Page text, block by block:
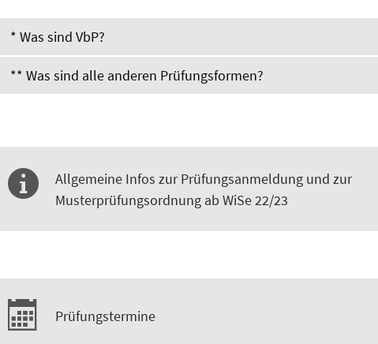
* Was sind VbP?
** Was sind alle anderen Prüfungsformen?
Allgemeine Infos zur Prüfungsanmeldung und zur
Musterprüfungsordnung ab WiSe 22/23
Prüfungstermine